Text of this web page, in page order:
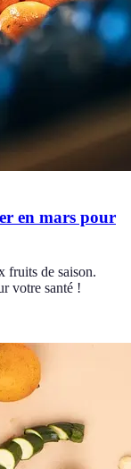
en mars pour
fruits de saison.
votre santé !